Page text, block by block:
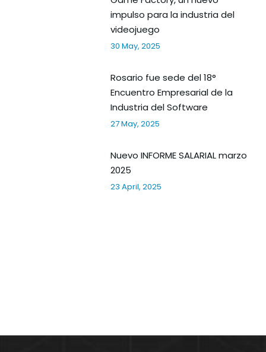
impulso para la industria del
videojuego
30 May, 2025
Rosario fue sede del 18°
Encuentro Empresarial de la
Industria del Software
27 May, 2025
Nuevo INFORME SALARIAL marzo
2025
23 April, 2025